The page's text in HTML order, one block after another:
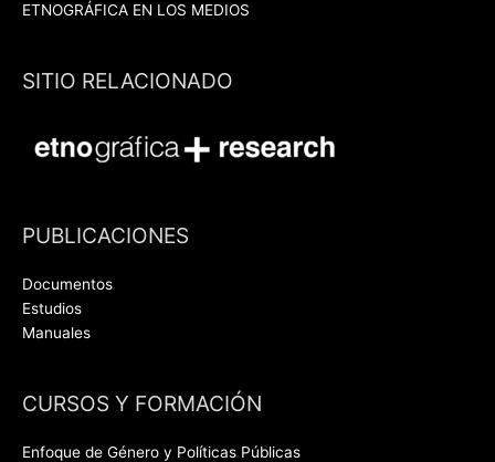
ETNOGRÁFICA EN LOS MEDIOS
SITIO RELACIONADO
PUBLICACIONES
Documentos
Estudios
Manuales
CURSOS Y FORMACIÓN
Enfoque de Género y Políticas Públicas